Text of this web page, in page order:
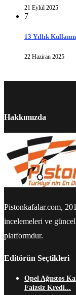
21 Eylül 2025
7
13 Yıllık
22 Haziran 2025
Hakkımızda
Pistonkafalar.com,
incelemeleri ve
platformdur.
Editörün Seçtikleri
Opel Ağustos
Faizsiz Kredi...